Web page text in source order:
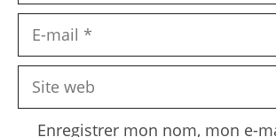
Site
Enregistrer mon nom, mon e-